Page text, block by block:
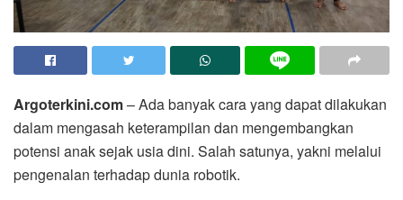
Argoterkini.com– Ada banyak cara yang dapat dilakukan
dalam mengasah keterampilan dan mengembangkan
potensi anak sejak usia dini. Salah satunya, yakni melalui
pengenalan terhadap dunia robotik.